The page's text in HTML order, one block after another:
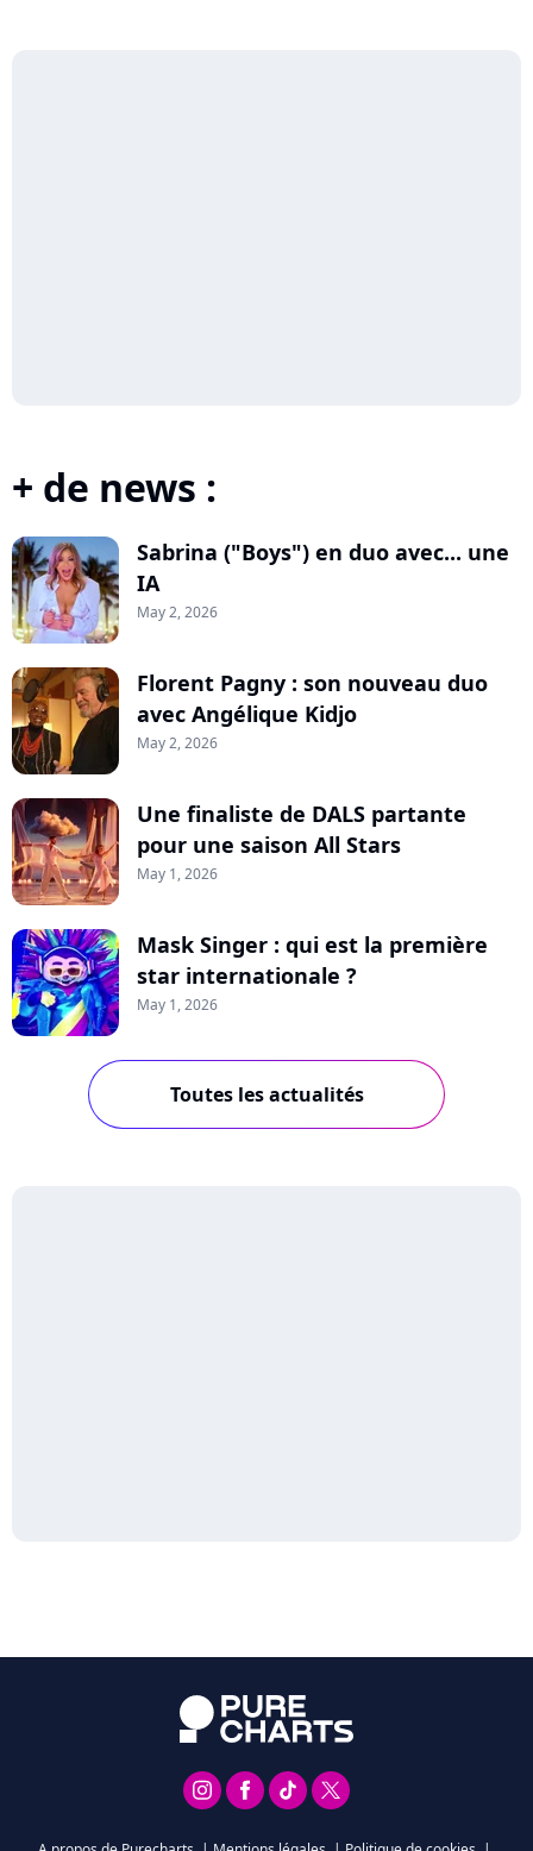
+ de news :
Sabrina ("Boys") en duo avec... une
IA
May 2, 2026
Florent Pagny : son nouveau duo
avec Angélique Kidjo
May 2, 2026
Une finaliste de DALS partante
pour une saison All Stars
May 1, 2026
Mask Singer : qui est la première
star internationale ?
May 1, 2026
Toutes les actualités